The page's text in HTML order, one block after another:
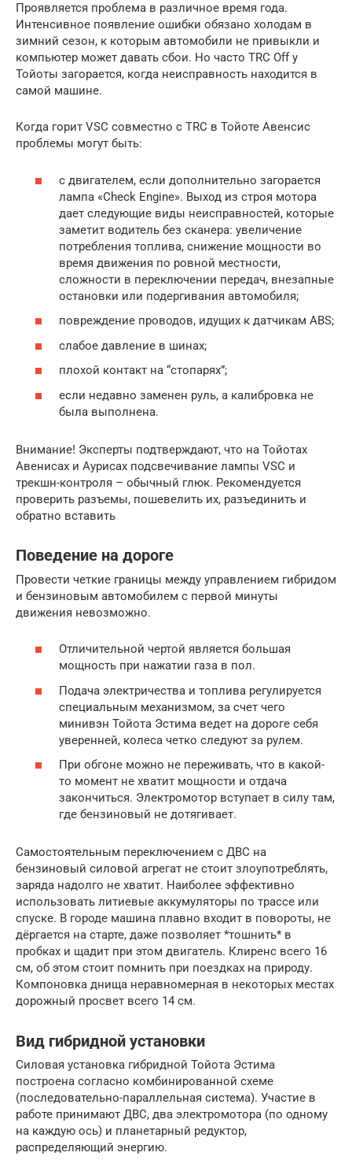
Проявляется проблема в различное время года.
Интенсивное появление ошибки обязано холодам в
зимний сезон, к которым автомобили не привыкли и
компьютер может давать сбои. Но часто TRC Off у
Тойоты загорается, когда неисправность находится в
самой машине.
Когда горит VSC совместно с TRC в Тойоте Авенсис
проблемы могут быть:
с двигателем, если дополнительно загорается
лампа «Check Engine». Выход из строя мотора
дает следующие виды неисправностей, которые
заметит водитель без сканера: увеличение
потребления топлива, снижение мощности во
время движения по ровной местности,
сложности в переключении передач, внезапные
остановки или подергивания автомобиля;
повреждение проводов, идущих к датчикам ABS;
слабое давление в шинах;
плохой контакт на “стопарях”;
если недавно заменен руль, а калибровка не
была выполнена.
Внимание! Эксперты подтверждают, что на Тойотах
Авенисах и Аурисах подсвечивание лампы VSC и
трекшн-контроля – обычный глюк. Рекомендуется
проверить разъемы, пошевелить их, разъединить и
обратно вставить
Поведение на дороге
Провести четкие границы между управлением гибридом
и бензиновым автомобилем с первой минуты
движения невозможно.
Отличительной чертой является большая
мощность при нажатии газа в пол.
Подача электричества и топлива регулируется
специальным механизмом, за счет чего
минивэн Тойота Эстима ведет на дороге себя
уверенней, колеса четко следуют за рулем.
При обгоне можно не переживать, что в какой-
то момент не хватит мощности и отдача
закончиться. Электромотор вступает в силу там,
где бензиновый не дотягивает.
Самостоятельным переключением с ДВС на
бензиновый силовой агрегат не стоит злоупотреблять,
заряда надолго не хватит. Наиболее эффективно
использовать литиевые аккумуляторы по трассе или
спуске. В городе машина плавно входит в повороты, не
дёргается на старте, даже позволяет *тошнить* в
пробках и щадит при этом двигатель. Клиренс всего 16
см, об этом стоит помнить при поездках на природу.
Компоновка днища неравномерная в некоторых местах
дорожный просвет всего 14 см.
Вид гибридной установки
Силовая установка гибридной Тойота Эстима
построена согласно комбинированной схеме
(последовательно-параллельная система). Участие в
работе принимают ДВС, два электромотора (по одному
на каждую ось) и планетарный редуктор,
распределяющий энергию.